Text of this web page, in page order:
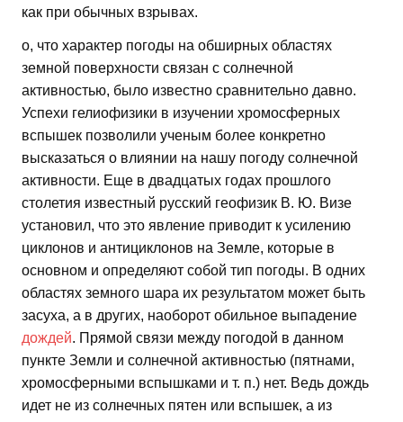
как при обычных взрывах.
о, что характер погоды на обширных областях
земной поверхности связан с солнечной
активностью, было известно сравнительно давно.
Успехи гелиофизики в изучении хромосферных
вспышек позволили ученым более конкретно
высказаться о влиянии на нашу погоду солнечной
активности. Еще в двадцатых годах прошлого
столетия известный русский геофизик В. Ю. Визе
установил, что это явление приводит к усилению
циклонов и антициклонов на Земле, которые в
основном и определяют собой тип погоды. В одних
областях земного шара их результатом может быть
засуха, а в других, наоборот обильное выпадение
дождей. Прямой связи между погодой в данном
пункте Земли и солнечной активностью (пятнами,
хромосферными вспышками и т. п.) нет. Ведь дождь
идет не из солнечных пятен или вспышек, а из